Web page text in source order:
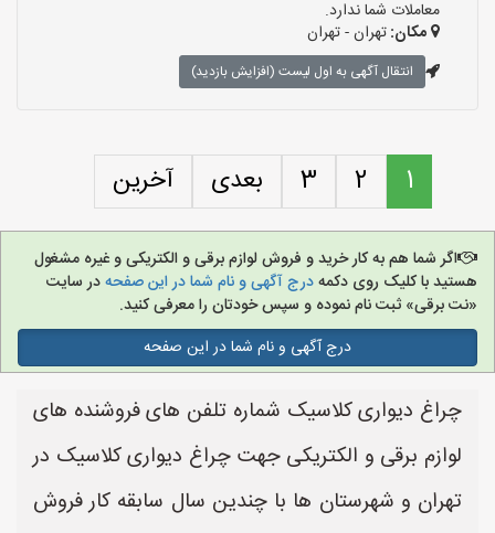
معاملات شما ندارد.
مکان:تهران - تهران
انتقال آگهی به اول لیست (افزایش بازدید)
1
2
3 بعدی آخرین
اگر شما هم به کار خرید و فروش لوازم برقی و الکتریکی و غیره مشغول
هستید با کلیک روی دکمهدرج آگهی و نام شما در این صفحهدر سایت
«نت برقی» ثبت نام نموده و سپس خودتان را معرفی کنید.
درج آگهی و نام شما در این صفحه
چراغ دیواری کلاسیک شماره تلفن های فروشنده های
لوازم برقی و الکتریکی جهت چراغ دیواری کلاسیک در
تهران و شهرستان ها با چندین سال سابقه کار فروش